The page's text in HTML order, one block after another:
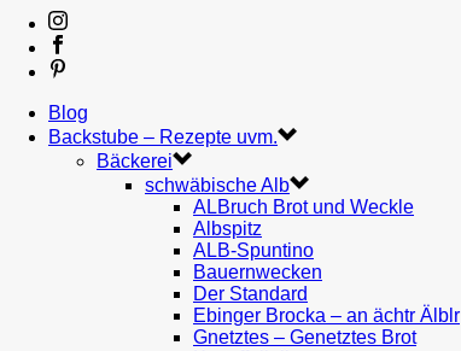
Blog
Backstube – Rezepte uvm.
Bäckerei
schwäbische Alb
ALBruch Brot und Weckle
Albspitz
ALB-Spuntino
Bauernwecken
Der Standard
Ebinger Brocka – an ächtr Älblr
Gnetztes – Genetztes Brot